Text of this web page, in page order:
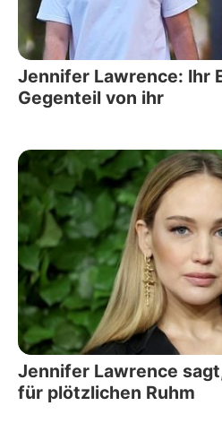
Jennifer Lawrence: Ihr
Gegenteil von ihr
Jennifer Lawrence
für plötzlichen Ruhm